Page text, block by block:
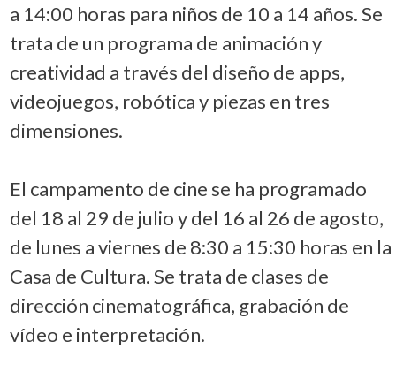
a 14:00 horas para niños de 10 a 14 años. Se
trata de un programa de animación y
creatividad a través del diseño de apps,
videojuegos, robótica y piezas en tres
dimensiones.
El campamento de cine se ha programado
del 18 al 29 de julio y del 16 al 26 de agosto,
de lunes a viernes de 8:30 a 15:30 horas en la
Casa de Cultura. Se trata de clases de
dirección cinematográfica, grabación de
vídeo e interpretación.